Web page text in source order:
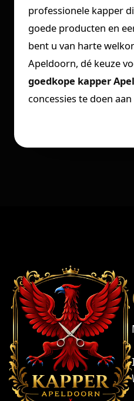
professionele kapper
goede producten en
bent u van harte
Apeldoorn, dé keuze
goedkope kapper
concessies te doen